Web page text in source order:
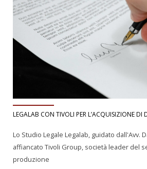
LEGALAB CON TIVOLI PER L’ACQUISIZIONE DI
Lo Studio Legale Legalab, guidato dall'Avv.
affiancato Tivoli Group, società leader del
produzione